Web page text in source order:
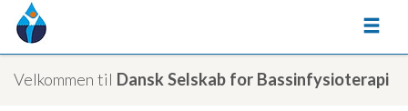
Velkommen til Dansk Selskab for Bassinfysioterapi